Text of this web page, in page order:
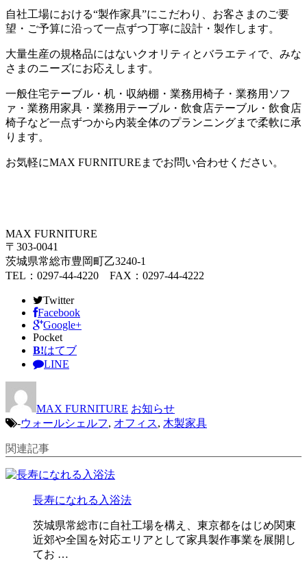
自社工場における“製作家具”にこだわり、お客さまのご要
望・ご予算に沿って一点ずつ丁寧に設計・製作します。
大量生産の規格品にはないクオリティとバラエティで、みな
さまのニーズにお応えします。
一般住宅テーブル・机・収納棚・業務用椅子・業務用ソフ
ァ・業務用家具・業務用テーブル・飲食店テーブル・飲食店
椅子など一点ずつから内装全体のプランニングまで柔軟に承
ります。
お気軽にMAX FURNITURE までお問い合わせください。
MAX FURNITURE
〒303-0041
茨城県常総市豊岡町乙3240-1
TEL：0297-44-4220 FAX：0297-44-4222
Twitter
Facebook
Google+
Pocket
B!はてブ
LINE
MAX FURNITURE お知らせ
-ウォールシェルフ, オフィス, 木製家具
関連記事
長寿になれる入浴法
茨城県常総市に自社工場を構え、東京都をはじめ関東
近郊や全国を対応エリアとして家具製作事業を展開し
てお …